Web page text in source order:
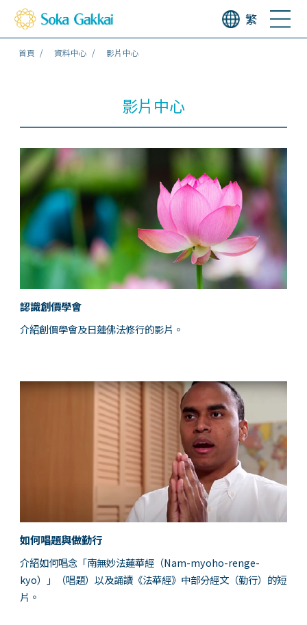
繁
首頁 資料中心 影片中心
影片中心
認識創價學會
介紹創價學會及日蓮佛法修行的影片。
如何唱題與做勤行
介紹如何唱念「南無妙法蓮華經（Nam-myoho-renge-
kyo）」（唱題）以及誦讀《法華經》中部分經文（勤行）的短
片。